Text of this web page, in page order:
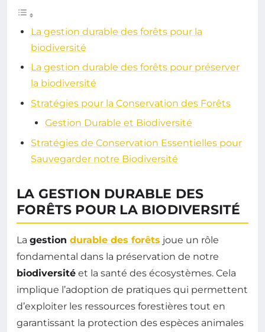
La gestion durable des forêts pour la
biodiversité
La gestion durable des forêts pour préserver
la biodiversité
Stratégies pour la Conservation des Forêts
Gestion Durable et Biodiversité
Stratégies de Conservation Essentielles pour
Sauvegarder notre Biodiversité
LA GESTION DURABLE DES
FORÊTS POUR LA BIODIVERSITÉ
La gestion durable des forêts joue un rôle
fondamental dans la préservation de notre
biodiversité et la santé des écosystèmes. Cela
implique l’adoption de pratiques qui permettent
d’exploiter les ressources forestières tout en
garantissant la protection des espèces animales